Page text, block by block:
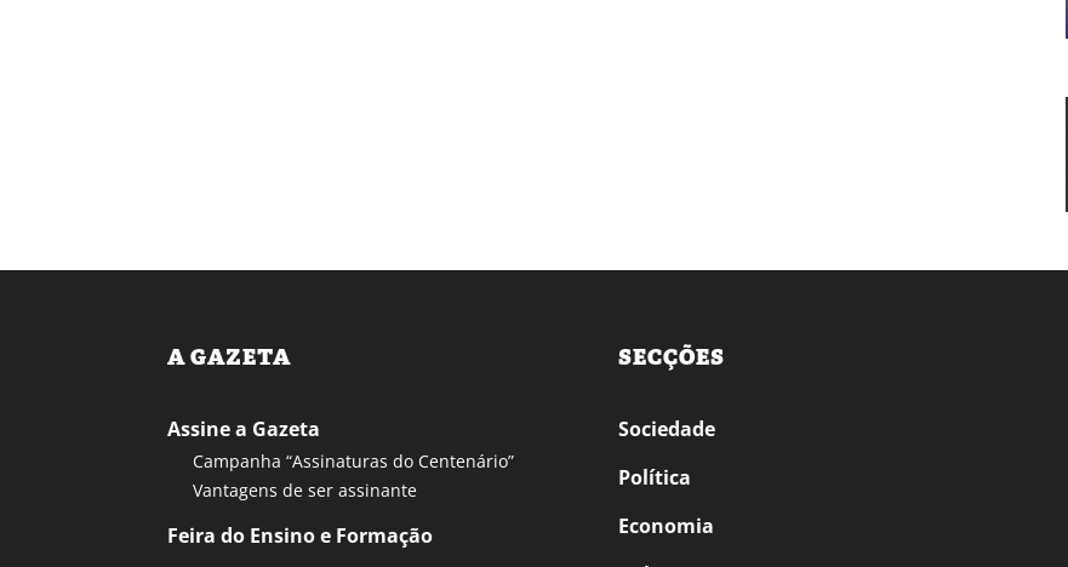
A GAZETA
Assine a Gazeta
Campanha “Assinaturas do Centenário”
Vantagens de ser assinante
Feira do Ensino e Formação
SECÇÕES
Sociedade
Política
Economia